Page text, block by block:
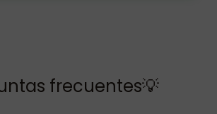
frecuentes💡